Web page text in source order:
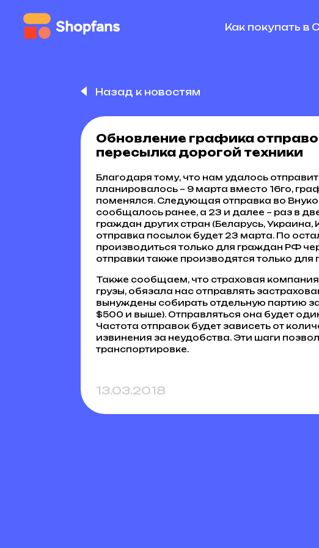
Как покупать в
Назад к новостям
Обновление графика
пересылка дорогой техники
Благодаря тому, что нам удалось
планировалось – 9 марта вместо 16го,
поменялся. Следующая отправка во
сообщалось ранее, а 23 и далее – раз в
граждан других стран (Беларусь,
отправка посылок будет 23 марта. По
производиться только для граждан РФ
отправки также производятся только
Также сообщаем, что страховая
грузы, обязала нас отправлять
вынуждены собирать отдельную партию
$500 и выше). Отправляться она будет
Частота отправок будет зависеть от
извинения за неудобства. Эти шаги
транспортировке.
13.03.2018